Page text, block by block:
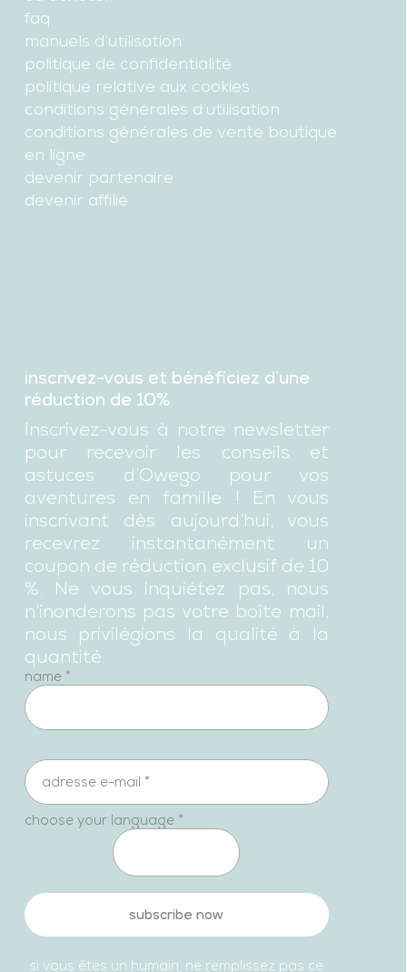
faq
manuels d’utilisation
politique de confidentialité
politique relative aux cookies
conditions générales d’utilisation
conditions générales de vente boutique
en ligne
devenir partenaire
devenir affilié
inscrivez-vous et bénéficiez d’une
réduction de 10%
Inscrivez-vous à notre newsletter
pour recevoir les conseils et
astuces d’Owego pour vos
aventures en famille ! En vous
inscrivant dès aujourd’hui, vous
recevrez instantanément un
coupon de réduction exclusif de 10
%. Ne vous inquiétez pas, nous
n’inonderons pas votre boîte mail,
nous privilégions la qualité à la
quantité.
newsletter
name *
adresse e-mail *
choose your language *
subscribe now
si vous êtes un humain, ne remplissez pas ce